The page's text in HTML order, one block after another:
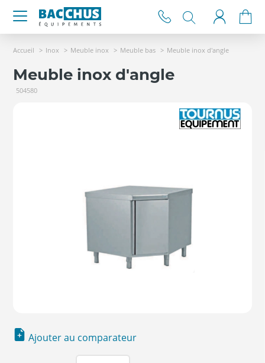
Accueil Inox Meuble inox Meuble bas Meuble inox d'angle
Meuble inox d'angle
504580
Ajouter au comparateur